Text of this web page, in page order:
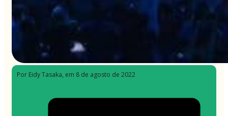
Por Eidy Tasaka, em 8 de agosto de 2022